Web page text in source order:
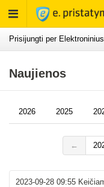
Rodyti
meniu
Prisijungti per
Naujienos
2026 2025
←
2023-09-28 09:55